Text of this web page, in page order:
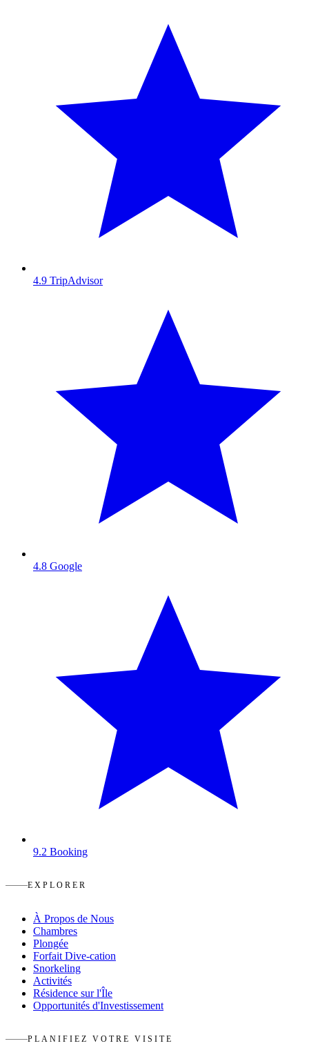
4.9 TripAdvisor
4.8 Google
9.2 Booking
EXPLORER
À Propos de Nous
Chambres
Plongée
Forfait Dive-cation
Snorkeling
Activités
Résidence sur l'Île
Opportunités d'Investissement
PLANIFIEZ VOTRE VISITE